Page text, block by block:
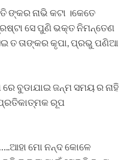
ଙ୍କର ନାଭି କଟା ।କେତେ
ସେ ପୁଣି ଭକ୍ତ ନିମନ୍ତେଣ
ତ ତାଙ୍କର କୃପା, ପ୍ରଭୁ ପଣିଆ
ବୁଡାଯାଇ ଜନ୍ମ ସମୟ ର ନାହି
ରୂପ
ମୋ ନନ୍ଦ କୋଳେ